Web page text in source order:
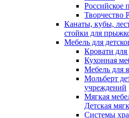
Российское
Творчество
Канаты, кубы,
стойки для
Мебель для
Кровати для
Кухонная
Мебель для
Мольберт
учреждений
Мягкая
Детская
Системы